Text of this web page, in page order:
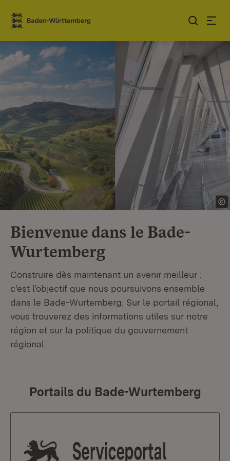
Sauter au contenu
Link zur Startseite
Bienvenue dans le Bade-
Wurtemberg
Construire dès maintenant un avenir meilleur :
c'est l'objectif que nous poursuivons ensemble
dans le Bade-Wurtemberg. Sur le portail régional,
vous trouverez des informations utiles sur notre
région et sur la politique du gouvernement
régional.
Portails du Bade-Wurtemberg